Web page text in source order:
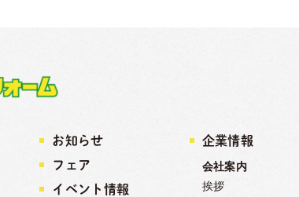
お知らせ
フェア
イベント情報
企業情報
会社案内
挨拶